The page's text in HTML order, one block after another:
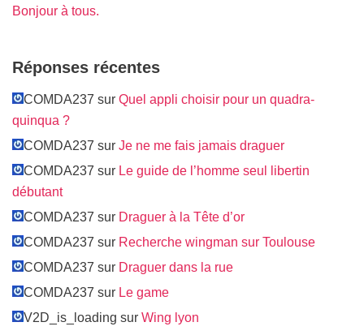
Bonjour à tous.
Réponses récentes
COMDA237 sur Quel appli choisir pour un quadra-
quinqua ?
COMDA237 sur Je ne me fais jamais draguer
COMDA237 sur Le guide de l’homme seul libertin
débutant
COMDA237 sur Draguer à la Tête d’or
COMDA237 sur Recherche wingman sur Toulouse
COMDA237 sur Draguer dans la rue
COMDA237 sur Le game
V2D_is_loading sur Wing lyon